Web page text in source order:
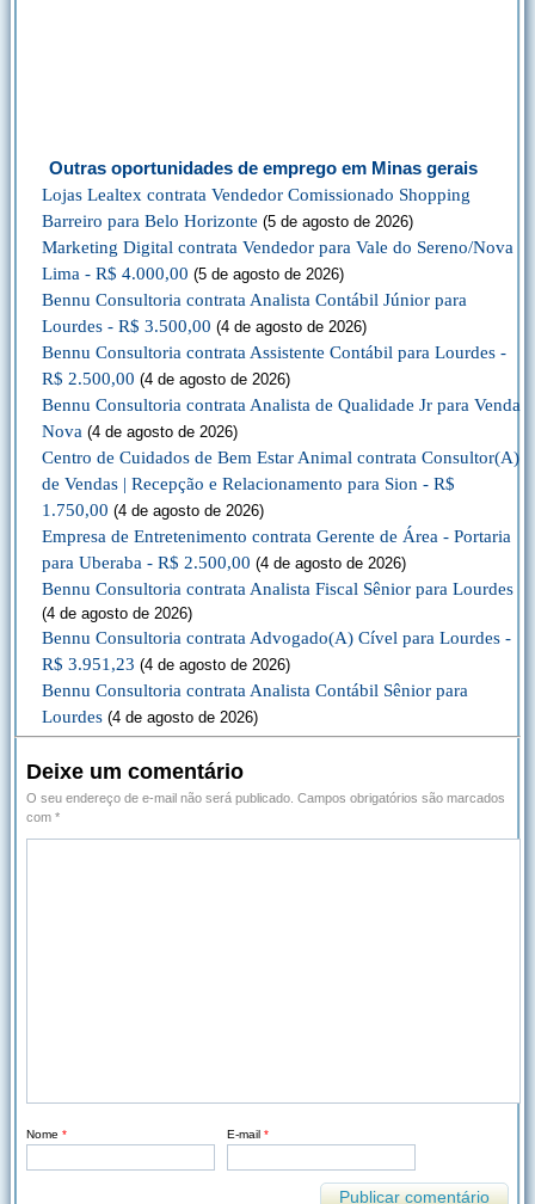
Outras oportunidades de emprego em Minas gerais
Lojas Lealtex contrata Vendedor Comissionado Shopping
Barreiro para Belo Horizonte (5 de agosto de 2026)
Marketing Digital contrata Vendedor para Vale do Sereno/Nova
Lima - R$ 4.000,00 (5 de agosto de 2026)
Bennu Consultoria contrata Analista Contábil Júnior para
Lourdes - R$ 3.500,00 (4 de agosto de 2026)
Bennu Consultoria contrata Assistente Contábil para Lourdes -
R$ 2.500,00 (4 de agosto de 2026)
Bennu Consultoria contrata Analista de Qualidade Jr para Venda
Nova (4 de agosto de 2026)
Centro de Cuidados de Bem Estar Animal contrata Consultor(A)
de Vendas | Recepção e Relacionamento para Sion - R$
1.750,00 (4 de agosto de 2026)
Empresa de Entretenimento contrata Gerente de Área - Portaria
para Uberaba - R$ 2.500,00 (4 de agosto de 2026)
Bennu Consultoria contrata Analista Fiscal Sênior para Lourdes
(4 de agosto de 2026)
Bennu Consultoria contrata Advogado(A) Cível para Lourdes -
R$ 3.951,23 (4 de agosto de 2026)
Bennu Consultoria contrata Analista Contábil Sênior para
Lourdes (4 de agosto de 2026)
Deixe um comentário
O seu endereço de e-mail não será publicado. Campos obrigatórios são marcados
com *
Nome * E-mail *